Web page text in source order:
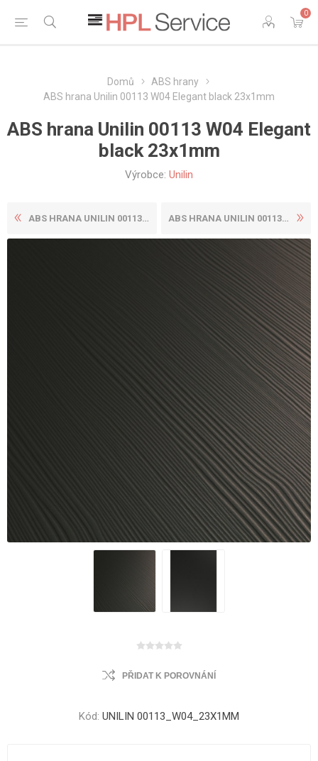
0
Domů
ABS hrany
ABS hrana Unilin 00113 W04 Elegant black 23x1mm
ABS hrana Unilin 00113 W04 Elegant
black 23x1mm
Výrobce: Unilin
ABS HRANA UNILIN 00113 W03 ... ABS HRANA UNILIN 00113 W04 ...
PŘIDAT K POROVNÁNÍ
Kód: UNILIN 00113_W04_23X1MM